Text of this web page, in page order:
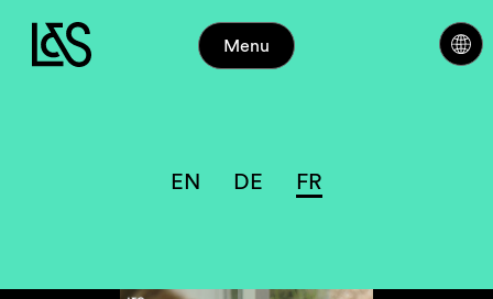
Menu
EN DE FR